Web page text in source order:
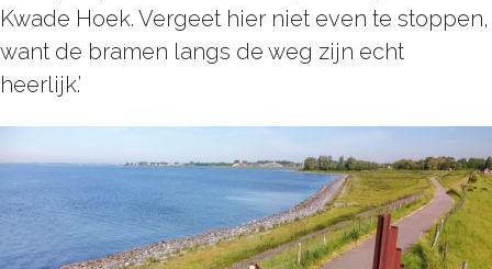
Kwade Hoek. Vergeet hier niet even te stoppen,
want de bramen langs de weg zijn echt
heerlijk.’